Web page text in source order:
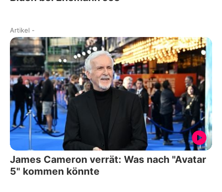
Artikel -
James Cameron verrät: Was nach "Avatar
5" kommen könnte